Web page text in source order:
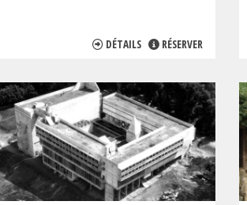
DÉTAILS RÉSERVER